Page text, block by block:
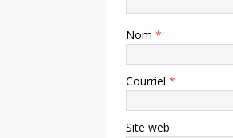
Nom *
Courriel *
Site web